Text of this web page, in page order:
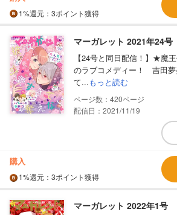
1%還元 ：3ポイント獲得
マーガレット 2021年24号
【24号と同日配信！】★魔
のラブコメディー！ 吉田夢
て...もっと読む
420
配信日：2021/11/19
購入
1%還元 ：3ポイント獲得
マーガレット 2022年1号